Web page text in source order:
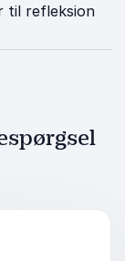
til refleksion